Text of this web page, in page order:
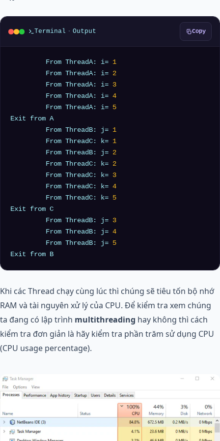
Terminal · Output Copy
         From ThreadA: i=
1
	 From ThreadA: i=
2
	 From ThreadA: i=
3
	 From ThreadA: i=
4
	 From ThreadA: i=
5
Exit from A
	 From ThreadB: j=
1
	 From ThreadC: k=
1
	 From ThreadB: j=
2
	 From ThreadC: k=
2
	 From ThreadC: k=
3
	 From ThreadC: k=
4
	 From ThreadC: k=
5
Exit from C
	 From ThreadB: j=
3
	 From ThreadB: j=
4
	 From ThreadB: j=
5
Khi các Thread chạy cùng lúc thì chúng sẽ tiêu tốn bộ nhớ
RAM và tài nguyên xử lý của CPU. Để kiểm tra xem chúng
ta đang có lập trình multithreading hay không thì cách
kiểm tra đơn giản là hãy kiểm tra phần trăm sử dụng CPU
(CPU usage percentage).